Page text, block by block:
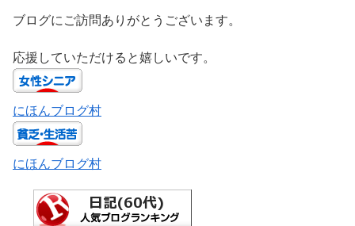
ブログにご訪問ありがとうございます。
応援していただけると嬉しいです。
にほんブログ村
にほんブログ村